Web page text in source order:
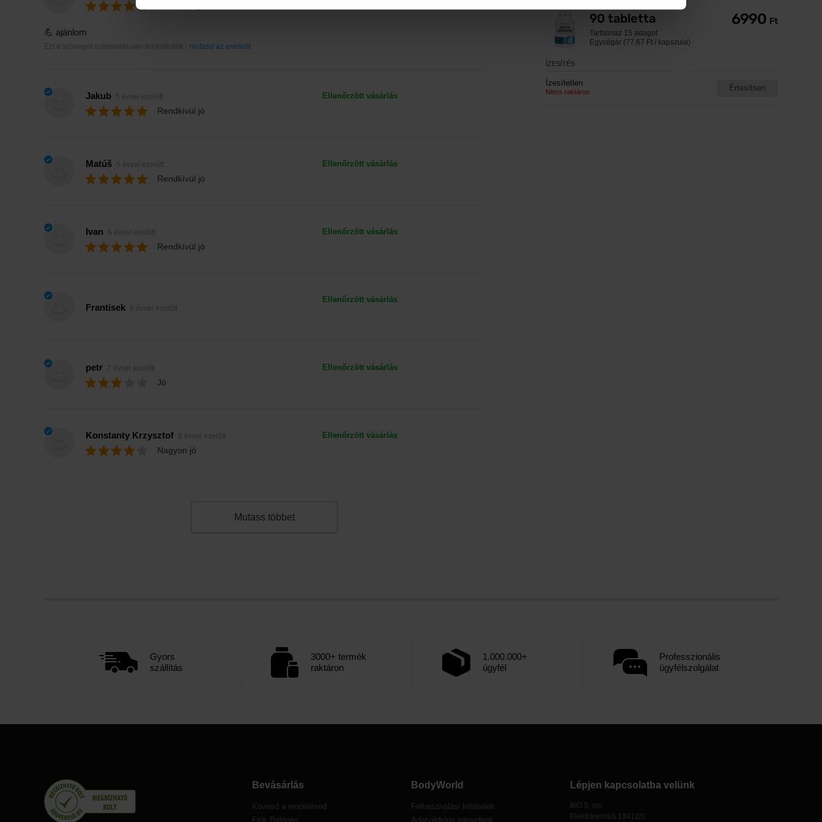
💪 ajánlom
Ezt a szöveget automatikusan lefordították - mutasd az eredetit
Jakub 5 évvel ezelőtt
Rendkívül jó
Ellenőrzött vásárlás
Matúš 5 évvel ezelőtt
Rendkívül jó
Ellenőrzött vásárlás
Ivan 6 évvel ezelőtt
Rendkívül jó
Ellenőrzött vásárlás
Frantisek 6 évvel ezelőtt
Ellenőrzött vásárlás
petr 7 évvel ezelőtt
Jó
Ellenőrzött vásárlás
Konstanty Krzysztof 8 évvel ezelőtt
Nagyon jó
Ellenőrzött vásárlás
Mutass többet
90 tabletta
Tartalmaz 15 adagot
Egységár (77,67 Ft / kapszula)
6990 Ft
ÍZESÍTÉS
Ízesítetlen
Nincs raktáron Értesítsen
Gyors
szállítás
3000+ termék
raktáron
1.000.000+
ügyfél
Professzionális
ügyfélszolgálat
Bevásárlás
Kövesd a rendelésed
Fiók Belépés
BodyWorld
Felhasználási feltételek
Adatvédelmi irányelvek
Lépjen kapcsolatba velünk
BIO 5, sro
Elektrárenská 13412/1